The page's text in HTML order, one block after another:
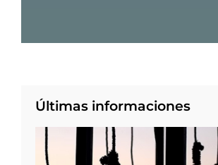
Últimas informaciones